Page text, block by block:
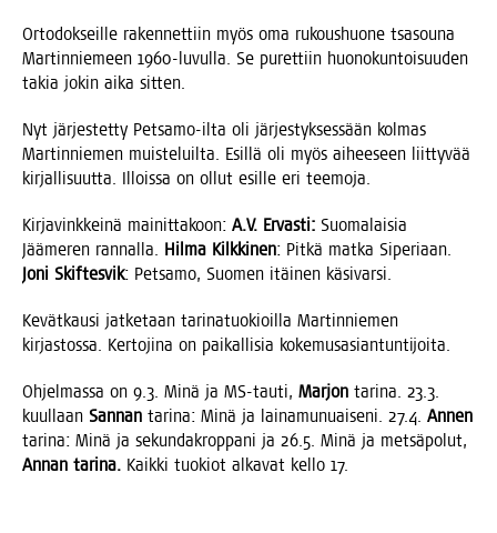
Orto­dok­seil­le raken­net­tiin myös oma rukous­huo­ne tsa­sou­na
Mar­tin­nie­meen 1960-luvul­la. Se puret­tiin huo­no­kun­toi­suu­den
takia jokin aika sitten.
Nyt jär­jes­tet­ty Pet­sa­mo-ilta oli jär­jes­tyk­ses­sään kol­mas
Mar­tin­nie­men muis­te­luil­ta. Esil­lä oli myös aihee­seen liit­ty­vää
kir­jal­li­suut­ta. Illois­sa on ollut esil­le eri teemoja.
Kir­ja­vink­kei­nä mai­nit­ta­koon: A.V. Ervas­ti: Suo­ma­lai­sia
Jää­me­ren ran­nal­la. Hil­ma Kilk­ki­nen: Pit­kä mat­ka Sipe­ri­aan.
Joni Skif­tes­vik: Pet­sa­mo, Suo­men itäi­nen käsivarsi.
Kevät­kausi jat­ke­taan tari­na­tuo­kioil­la Mar­tin­nie­men
kir­jas­tos­sa. Ker­to­ji­na on pai­kal­li­sia kokemusasiantuntijoita.
Ohjel­mas­sa on 9.3. Minä ja MS-tau­ti, Mar­jon tari­na. 23.3.
kuul­laan San­nan tari­na: Minä ja lai­na­mu­nuai­se­ni. 27.4. Annen
tari­na: Minä ja sekun­dak­rop­pa­ni ja 26.5. Minä ja met­sä­po­lut,
Annan tari­na. Kaik­ki tuo­kiot alka­vat kel­lo 17.